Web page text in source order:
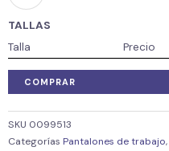
TALLAS
Talla
Precio
COMPRAR
SKU 0099513
Categorías Pantalones de trabajo,